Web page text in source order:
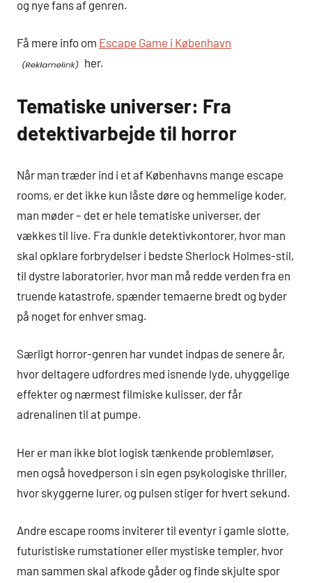
og nye fans af genren.
Få mere info om Escape Game i København
her.
Tematiske universer: Fra
detektivarbejde til horror
Når man træder ind i et af Københavns mange escape
rooms, er det ikke kun låste døre og hemmelige koder,
man møder – det er hele tematiske universer, der
vækkes til live. Fra dunkle detektivkontorer, hvor man
skal opklare forbrydelser i bedste Sherlock Holmes-stil,
til dystre laboratorier, hvor man må redde verden fra en
truende katastrofe, spænder temaerne bredt og byder
på noget for enhver smag.
Særligt horror-genren har vundet indpas de senere år,
hvor deltagere udfordres med isnende lyde, uhyggelige
effekter og nærmest filmiske kulisser, der får
adrenalinen til at pumpe.
Her er man ikke blot logisk tænkende problemløser,
men også hovedperson i sin egen psykologiske thriller,
hvor skyggerne lurer, og pulsen stiger for hvert sekund.
Andre escape rooms inviterer til eventyr i gamle slotte,
futuristiske rumstationer eller mystiske templer, hvor
man sammen skal afkode gåder og finde skjulte spor